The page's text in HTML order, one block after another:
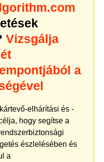
Vizsgálja
a
elhárítási és -
hogy segítse a
észlelésében és
a